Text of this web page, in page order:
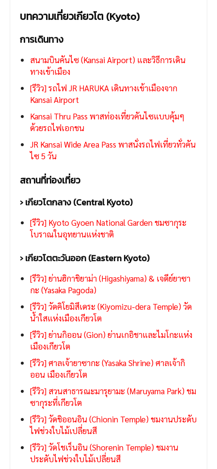
บทความเที่ยวเกียวโต (Kyoto)
การเดินทาง
สนามบินคันไซ (Kansai Airport) และวิธีการเดิน
ทางเข้าเมือง
[รีวิว] รถไฟ JR HARUKA เดินทางเข้าเมืองจาก
Kansai Airport
Kansai Thru Pass พาสท่องเที่ยวคันไซแบบคุ้มๆ
ด้วยรถไฟเอกชน
JR Kansai Wide Area Pass พาสนั่งรถไฟเที่ยวทั่วคัน
ไซ 5 วัน
สถานที่ท่องเที่ยว
› เกียวโตกลาง (Central Kyoto)
[รีวิว] Kyoto Gyoen National Garden ชมซากุระ
โบราณในอุทยานแห่งชาติ
› เกียวโตตะวันออก (Eastern Kyoto)
[รีวิว] ย่านฮิกาชิยาม่า (Higashiyama) & เจดีย์ยาซา
กะ (Yasaka Pagoda)
[รีวิว] วัดคิโยมิสึเดระ (Kiyomizu-dera Temple) วัด
น้ำใสแห่งเมืองเกียวโต
[รีวิว] ย่านกิออน (Gion) ย่านเกอิชาและไมโกะแห่ง
เมืองเกียวโต
[รีวิว] ศาลเจ้ายาซากะ (Yasaka Shrine) ศาลเจ้ากิ
ออน เมืองเกียวโต
[รีวิว] สวนสาธารณะมารุยามะ (Maruyama Park) ชม
ซากุระที่เกียวโต
[รีวิว] วัดชิออนอิน (Chionin Temple) ชมงานประดับ
ไฟช่วงใบไม้เปลี่ยนสี
[รีวิว] วัดโชเร็นอิน (Shorenin Temple) ชมงาน
ประดับไฟช่วงใบไม้เปลี่ยนสี